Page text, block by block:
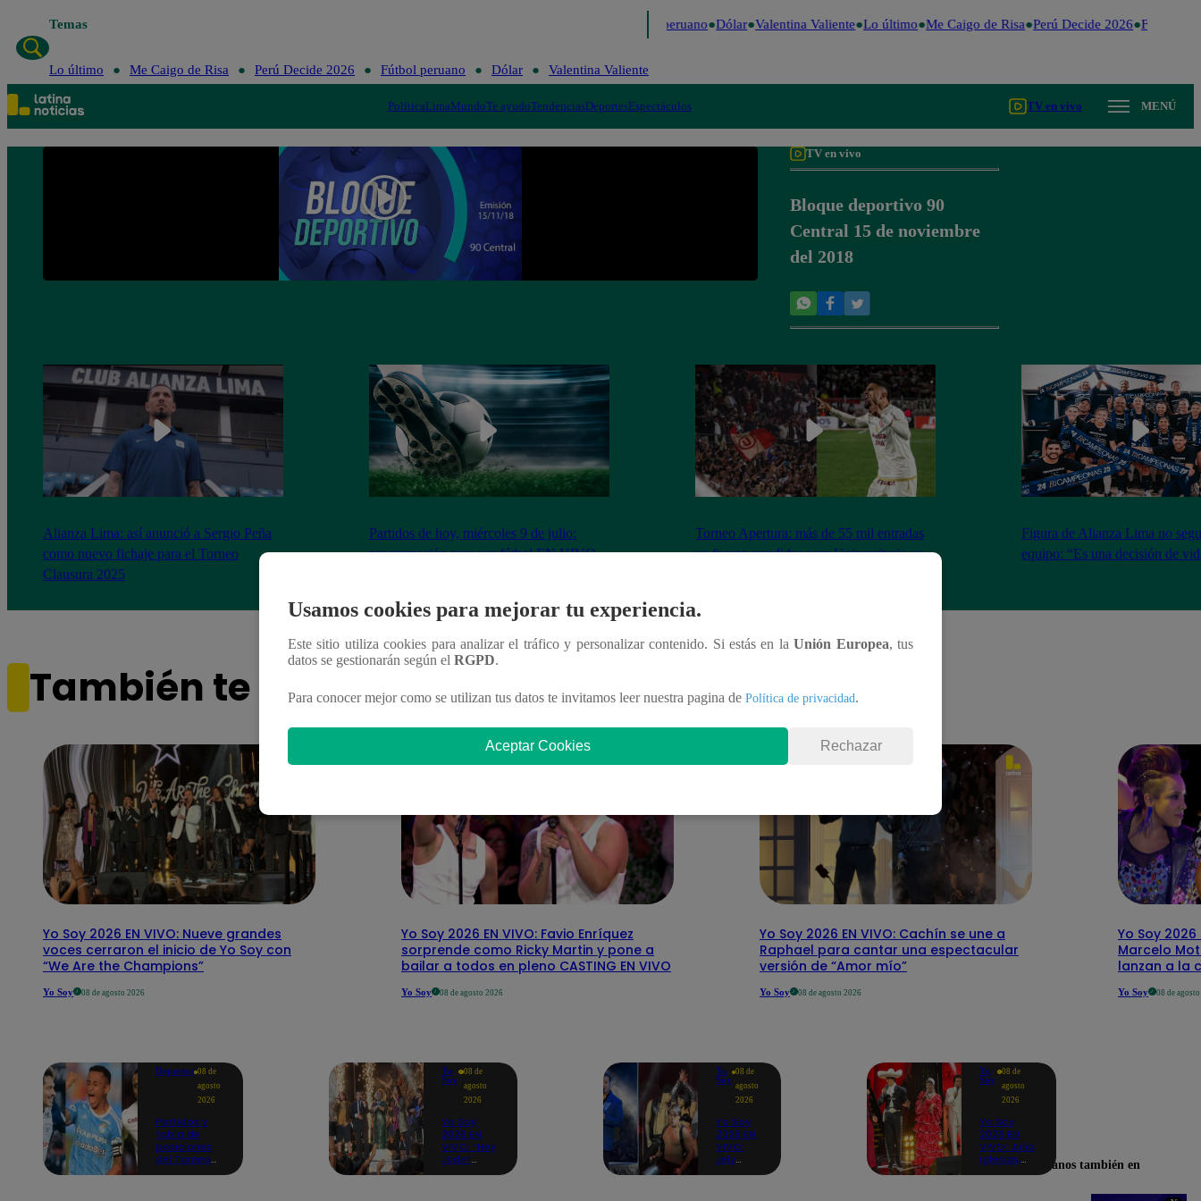
Temas Fútbol peruano Dólar Valentina Valiente Lo último Me Caigo de Risa Perú Decide 2026 Fútbol
Lo último Me Caigo de Risa Perú Decide 2026 Fútbol peruano Dólar Valentina Valiente
PolíticaLimaMundoTe ayudoTendenciasDeportesEspectáculos TV en vivo MENÚ
TV en vivo
Bloque deportivo 90
Central 15 de noviembre
del 2018
Alianza Lima: así anunció a Sergio Peña
como nuevo fichaje para el Torneo
Clausura 2025
Partidos de hoy, miércoles 9 de julio:
programación para ver fútbol EN VIVO
Torneo Apertura: más de 55 mil entradas
ya fueron vendidas para Universitario vs
Figura de Alianza Lima no
equipo: “Es una decisión de
También te puede interesar
Yo Soy 2026 EN VIVO: Nueve grandes
voces cerraron el inicio de Yo Soy con
“We Are the Champions”
Yo Soy 08 de agosto 2026
Yo Soy 2026 EN VIVO: Favio Enríquez
sorprende como Ricky Martin y pone a
bailar a todos en pleno CASTING EN VIVO
Yo Soy 08 de agosto 2026
Yo Soy 2026 EN VIVO: Cachín se une a
Raphael para cantar una espectacular
versión de “Amor mío”
Yo Soy 08 de agosto 2026
Yo Soy 2026
Marcelo
lanzan a la
Yo Soy 08 de
Deportes 08 de
agosto
2026
Partidos y
tabla de
posiciones
del Torneo
Yo
Soy
08 de
agosto
2026
Yo Soy
2026 EN
VIVO: “Hey
Jude”
Yo
Soy
08 de
agosto
2026
Yo Soy
2026 EN
VIVO:
Jely
Yo
Soy
08 de
agosto
2026
Yo Soy
2026 EN
VIVO: Julio
Iglesias,
Usamos cookies para mejorar tu experiencia.
Este sitio utiliza cookies para analizar el tráfico y personalizar contenido. Si estás en laUnión Europea, tus
datos se gestionarán según el RGPD.
Para conocer mejor como se utilizan tus datos te invitamos leer nuestra pagina de Política de privacidad.
Aceptar Cookies Rechazar
Encuéntranos también en